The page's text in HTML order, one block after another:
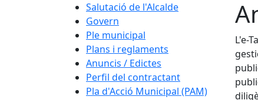
Salutació de l'Alcalde
Govern
Ple municipal
Plans i reglaments
Anuncis / Edictes
Perfil del contractant
Pla d'Acció Municipal (PAM)
L'e-